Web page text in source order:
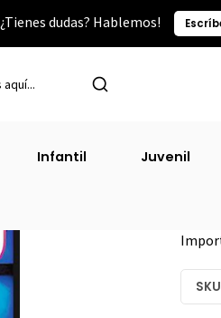
¿Tienes dudas? Hablemos!
Infantil Juvenil